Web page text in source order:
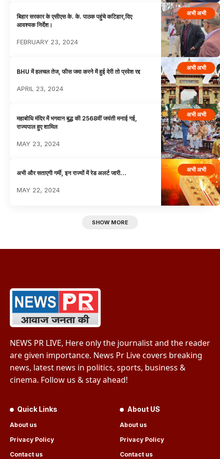
अभी अभी
बिहार सरकार के एसीएस के. के. पाठक पहुंचे कटिहार,दिए
आवश्यक निर्देश।
FEBRUARY 23, 2024
अभी अभी
BHU में हलचल तेज, फीस जमा करने में हुई देरी तो प्रवेश रद्द
APRIL 23, 2024
अभी अभी
महाबोधि मंदिर में भगवान बुद्ध की 2568वीं जयंती मनाई गई,
राज्यपाल हुए शामिल
MAY 23, 2024
अभी अभी
अभी और सताएगी गर्मी, इन राज्यों में रेड अलर्ट जारी…
MAY 22, 2024
SHOW MORE
NEWS PR LIVE, Here only the journalist and the reader
are given importance. News Pr Live covers breaking
news, latest news in politics, sports, business &
cinema. Follow us & stay ahead!
Quick Links
About us
Privacy Policy
Contact us
About US
About us
Privacy Policy
Contact us